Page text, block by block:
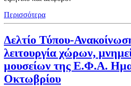
Περισσότερα
Δελτίο Τύπου-
λειτουργία χώρων,
μουσείων της Ε.Φ.Α.
Οκτωβρίου